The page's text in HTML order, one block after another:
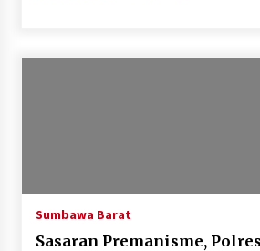
Sumbawa Barat
Sasaran Premanisme,